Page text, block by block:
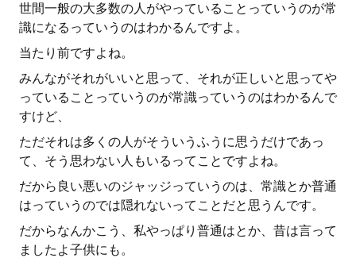
世間一般の大多数の人がやっていることっていうのが常
識になるっていうのはわかるんですよ。
当たり前ですよね。
みんながそれがいいと思って、それが正しいと思ってや
っていることっていうのが常識っていうのはわかるんで
すけど、
ただそれは多くの人がそういうふうに思うだけであっ
て、そう思わない人もいるってことですよね。
だから良い悪いのジャッジっていうのは、常識とか普通
はっていうのでは隠れないってことだと思うんです。
だからなんかこう、私やっぱり普通はとか、昔は言って
ましたよ子供にも。